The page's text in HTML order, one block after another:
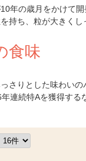
年の歳月をかけて
持ち、粒が大きく
食味
さりとした味わい
連続特Aを獲得する